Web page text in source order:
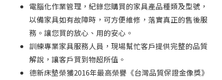
電腦化作業管理，紀錄您購買的家具產品種類及型號，
以備家具如有故障時，可方便維修，落實真正的售後服
務。讓您買的放心、用的安心。
訓練專業家具服務人員，現場幫忙客戶提供完整的品質
解說，讓客戶買到物超所值。
德新床墊榮獲2016年最高榮譽《台灣品質保證金像獎》